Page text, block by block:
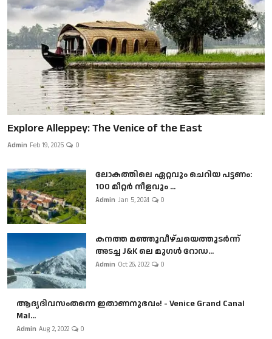
Explore Alleppey: The Venice of the East
Admin Feb 19, 2025 0
ലോകത്തിലെ ഏറ്റവും ചെറിയ പട്ടണം:
100 മീറ്റർ നീളവും ...
Admin Jan 5, 2024 0
കനത്ത മഞ്ഞുവീഴ്ചയെത്തുടർന്ന്
അടച്ച J&K ലെ മുഗൾ റോഡ...
Admin Oct 26, 2022 0
ആദ്യദിവസംതന്നെ ഇതാണനുഭവം! - Venice Grand Canal
Mal...
Admin Aug 2, 2022 0